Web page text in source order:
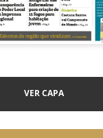
VER CAPA